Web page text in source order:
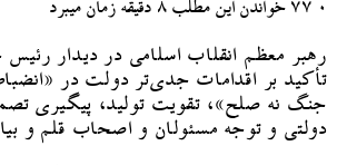
۰
خواندن این مطلب 8 دقیقه زمان میبرد
رهبر معظم انقلاب اسلامی در دیدار
تأکید بر اقدامات جدی‌تر دولت در
جنگ نه صلح»، تقویت تولید، پیگیری
دولتی و توجه مسئولان و اصحاب قلم و